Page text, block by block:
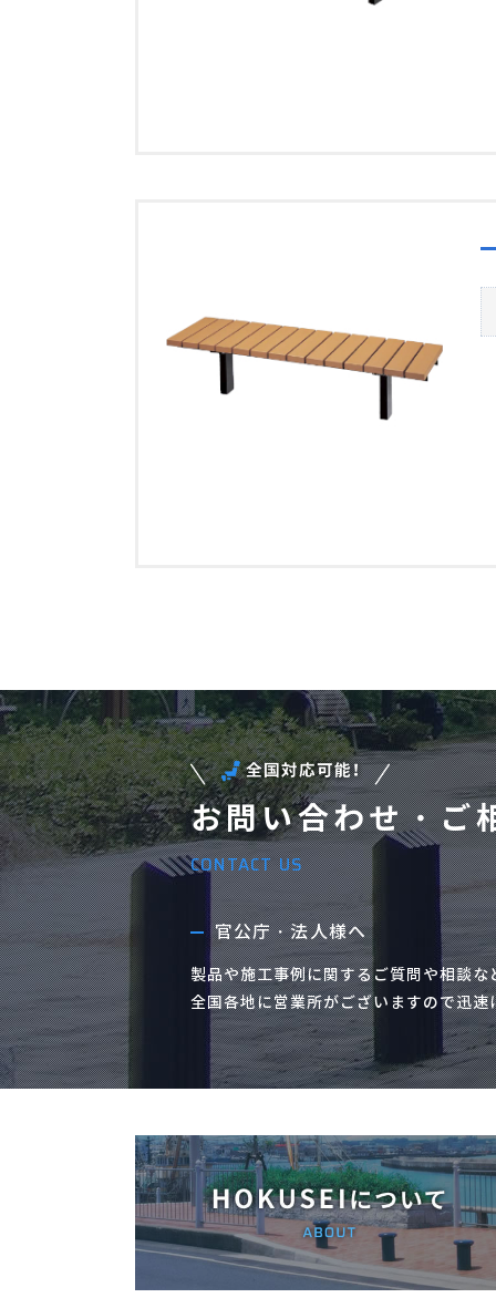
お問い合わせ・ご
CONTACT US
官公庁・法人様へ
製品や施工事例に関するご質問や相談
全国各地に営業所がございますので迅